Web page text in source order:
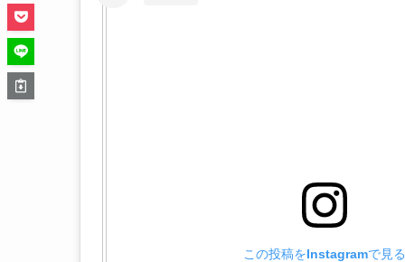
この投稿をInstagramで見る